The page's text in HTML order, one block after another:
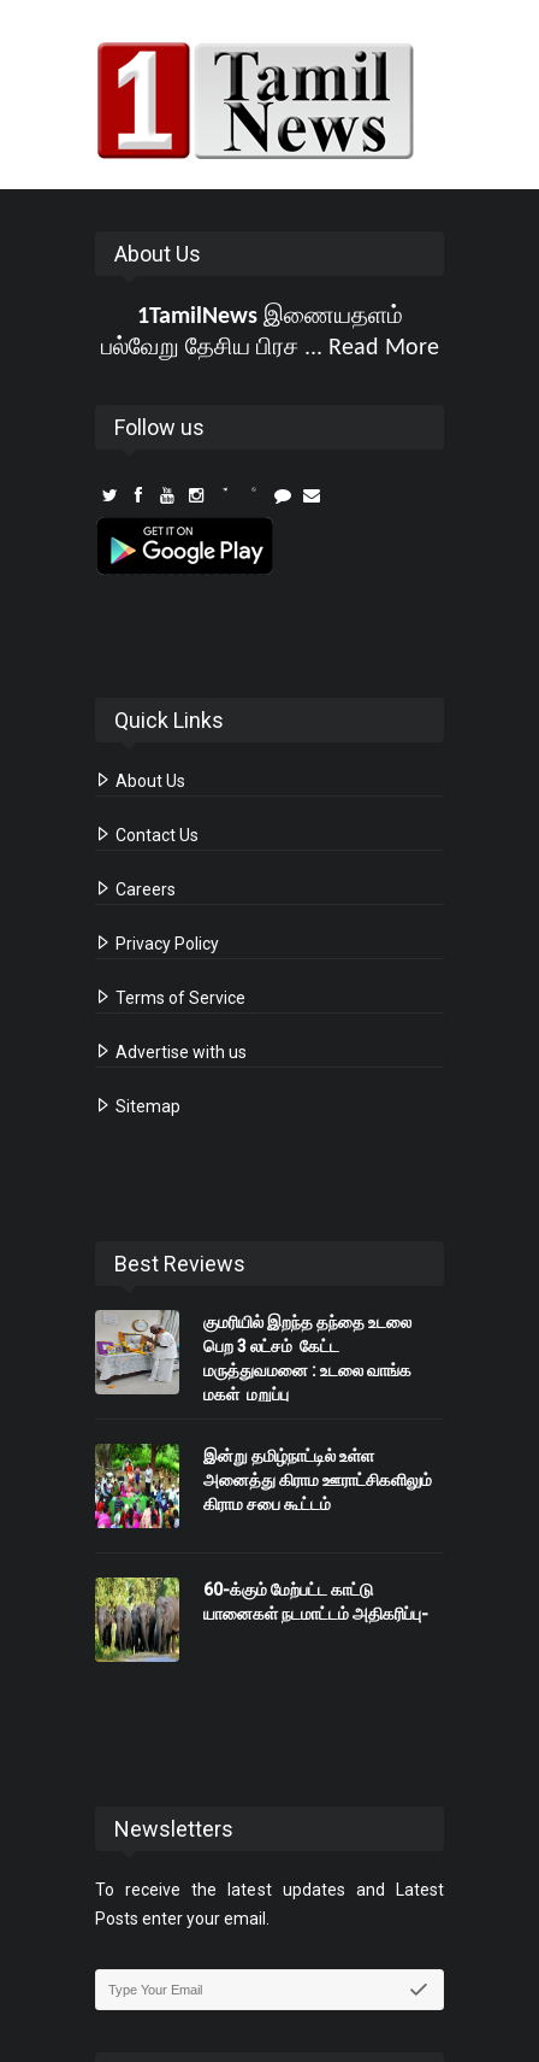
About Us
1TamilNewsஇணையதளம்
பல்வேறு தேசிய பிரச ... Read More
Follow us
Quick Links
About Us
Contact Us
Careers
Privacy Policy
Terms of Service
Advertise with us
Sitemap
Best Reviews
குமரியில் இறந்த தந்தை உடலை
பெற 3 லட்சம் கேட்ட
மருத்துவமனை : உடலை வாங்க
மகள் மறுப்பு
இன்று தமிழ்நாட்டில் உள்ள
அனைத்து கிராம ஊராட்சிகளிலும்
கிராம சபை கூட்டம்
60-க்கும் மேற்பட்ட காட்டு
யானைகள் நடமாட்டம் அதிகரிப்பு-
Newsletters
To receive the latest updates and Latest
Posts enter your email.